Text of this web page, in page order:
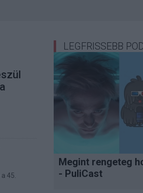
45.
LEGFRISSEBB
Megint rengeteg
- PuliCast